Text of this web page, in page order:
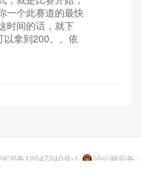
一个此赛道的最快
时间的话，就下
拿到200。。依
ICP备12047240号-1
沪公网安备